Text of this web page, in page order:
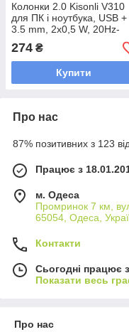
Колонки 2.0 Kisonli V310
для ПК і ноутбука, USB +
3.5 mm, 2x0,5 W, 20Hz-
20KHz, Blue, BOX, Q100
274 ₴
Купити
Про нас
87% позитивних з 123
Працює з
м. Одеса
Промринок 7 км,
65054, Одеса,
Контакти
Сьогодні працює
Показати весь
Про нас